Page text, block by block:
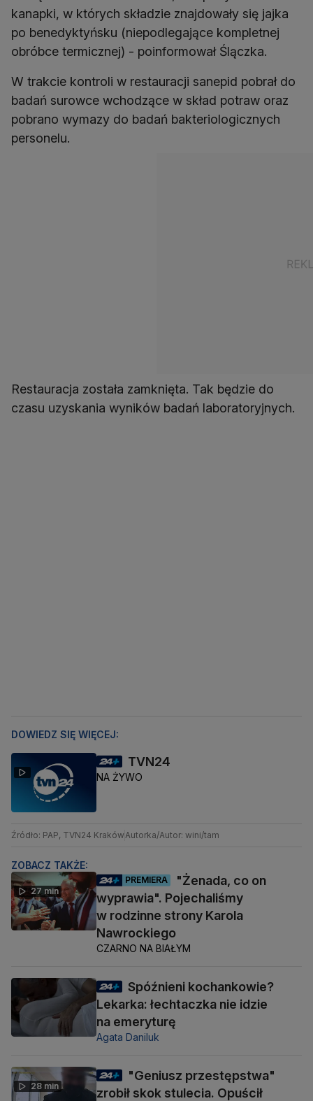
kanapki, w których składzie znajdowały się jajka
po benedyktyńsku (niepodlegające kompletnej
obróbce termicznej) - poinformował Ślączka.
W trakcie kontroli w restauracji sanepid pobrał do
badań surowce wchodzące w skład potraw oraz
pobrano wymazy do badań bakteriologicznych
personelu.
Restauracja została zamknięta. Tak będzie do
czasu uzyskania wyników badań laboratoryjnych.
DOWIEDZ SIĘ WIĘCEJ:
TVN24
NA ŻYWO
Źródło: PAP, TVN24 Kraków Autorka/Autor: wini/tam
ZOBACZ TAKŻE:
27 min
PREMIERA
"Żenada, co on
wyprawia". Pojechaliśmy
w rodzinne strony Karola
Nawrockiego
CZARNO NA BIAŁYM
Spóźnieni kochankowie?
Lekarka: łechtaczka nie idzie
na emeryturę
Agata Daniluk
28 min
"Geniusz przestępstwa"
zrobił skok stulecia. Opuścił